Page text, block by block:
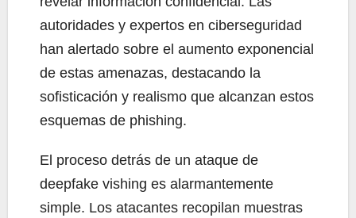
autoridades y expertos en ciberseguridad
han alertado sobre el aumento exponencial
de estas amenazas, destacando la
sofisticación y realismo que alcanzan estos
esquemas de phishing.
El proceso detrás de un ataque de
deepfake vishing es alarmantemente
simple. Los atacantes recopilan muestras